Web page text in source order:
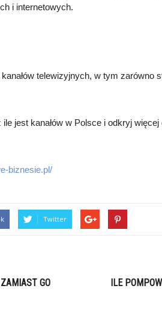
i internetowych.
telewizyjnych, w tym zarówno
ile jest kanałów w Polsce i odkryj
biznesie.pl/
Twitter
GO
ILE